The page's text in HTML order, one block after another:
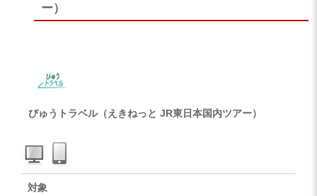
ー）
びゅうトラベル（えきねっと JR東日本国内ツアー）
対象